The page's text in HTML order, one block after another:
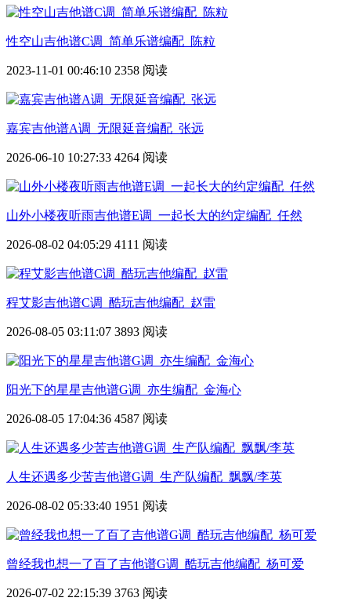
性空山吉他谱C调_简单乐谱编配_陈粒
2023-11-01 00:46:10 2358 阅读
嘉宾吉他谱A调_无限延音编配_张远
2026-06-10 10:27:33 4264 阅读
山外小楼夜听雨吉他谱E调_一起长大的约定编配_任然
2026-08-02 04:05:29 4111 阅读
程艾影吉他谱C调_酷玩吉他编配_赵雷
2026-08-05 03:11:07 3893 阅读
阳光下的星星吉他谱G调_亦生编配_金海心
2026-08-05 17:04:36 4587 阅读
人生还遇多少苦吉他谱G调_生产队编配_飘飘/李英
2026-08-02 05:33:40 1951 阅读
曾经我也想一了百了吉他谱G调_酷玩吉他编配_杨可爱
2026-07-02 22:15:39 3763 阅读